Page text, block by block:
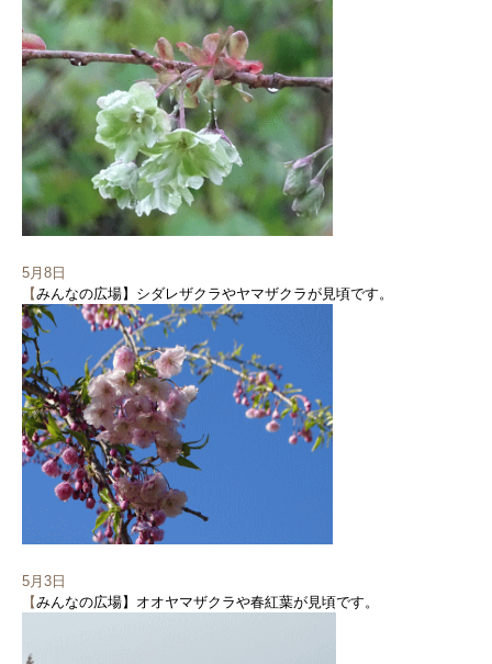
5月8日
【みんなの広場】シダレザクラやヤマザクラが見頃です。
5月3日
【みんなの広場】オオヤマザクラや春紅葉が見頃です。